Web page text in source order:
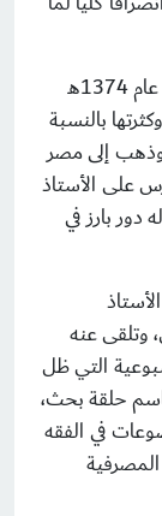
بعد تخرج الشيخ رحمه الله من كلية الشريعة عام 1374هـ
بالنسبة
إلى مصر
على الأستاذ
دور بارز في
وتلقى عنه
التي ظل
حلقة بحث،
في الفقه